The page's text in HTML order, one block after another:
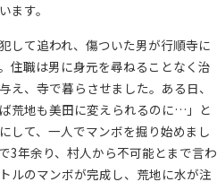
ます。
して追われ、傷ついた男が行順寺に
住職は男に身元を尋ねることなく治
え、寺で暮らさせました。ある日、
荒地も美田に変えられるのに…」と
して、一人でマンボを掘り始めまし
3年余り、村人から不可能とまで言わ
ルのマンボが完成し、荒地に水が注